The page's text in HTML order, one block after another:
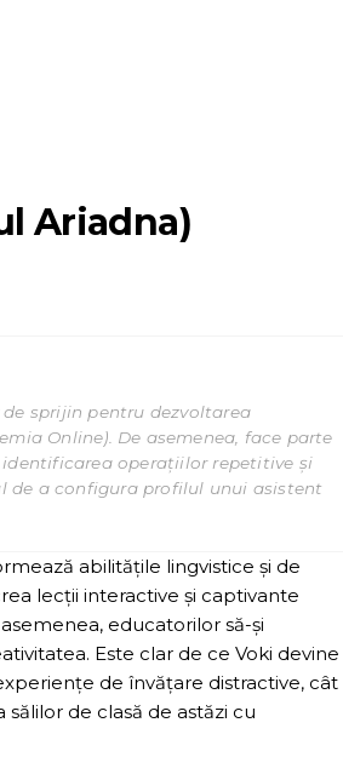
Ariadna)
sprijin pentru dezvoltarea
Online). De asemenea, face parte
operațiilor repetitive și
de a configura profilul unui asistent
abilitățile lingvistice și de
lecții interactive și captivante
educatorilor să-și
Este clar de ce Voki devine
de învățare distractive, cât
de clasă de astăzi cu